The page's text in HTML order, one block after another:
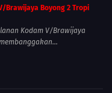
Brawijaya Boyong 2 Tropi
Kodam V/Brawijaya